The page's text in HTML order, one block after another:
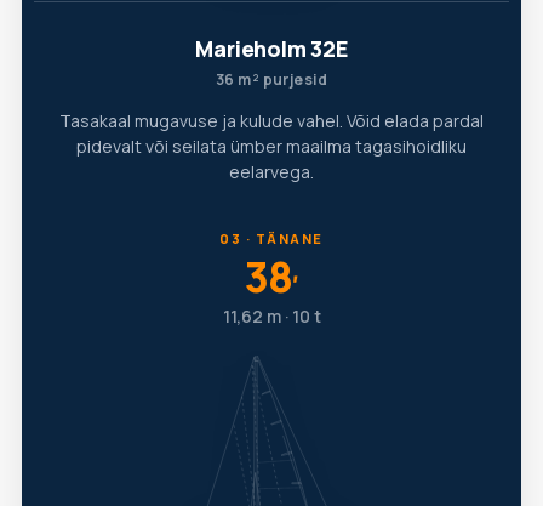
Marieholm 32E
36 m² purjesid
Tasakaal mugavuse ja kulude vahel. Võid elada pardal
pidevalt või seilata ümber maailma tagasihoidliku
eelarvega.
03 · TÄNANE
38′
11,62 m · 10 t